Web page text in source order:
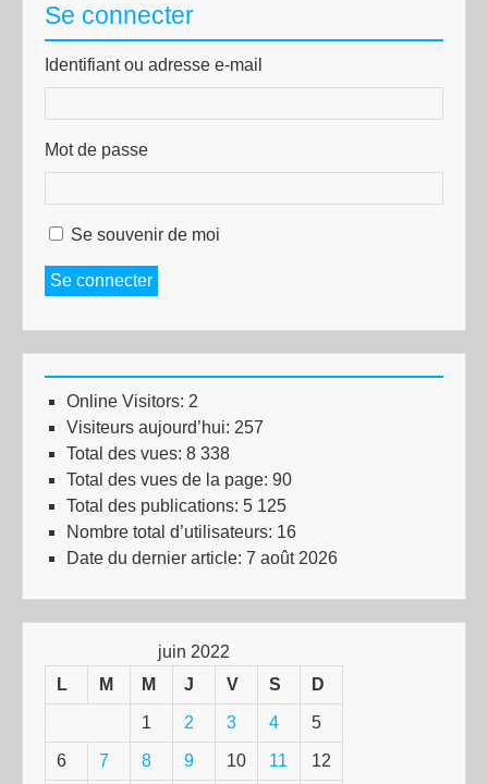
Se connecter
Identifiant ou adresse e-mail
Mot de passe
Se souvenir de moi
Se connecter
Online Visitors: 2
Visiteurs aujourd’hui: 257
Total des vues: 8 338
Total des vues de la page: 90
Total des publications: 5 125
Nombre total d’utilisateurs: 16
Date du dernier article: 7 août 2026
juin 2022
L
M M J V S D
1 2 3 4 5
6 7 8 9 10 11 12